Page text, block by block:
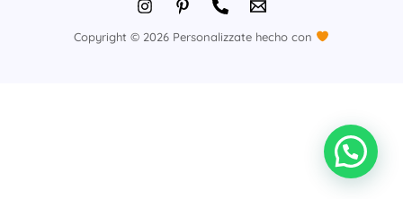
Copyright © 2026 Personalizzate hecho con